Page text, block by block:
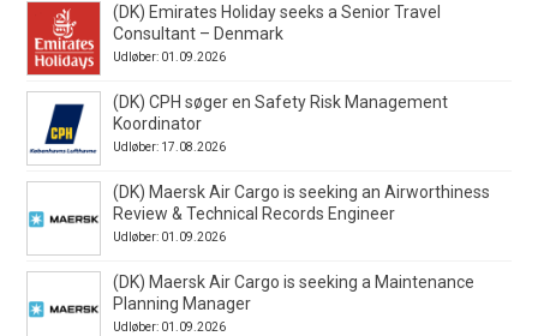
(DK) Emirates Holiday seeks a Senior Travel
Consultant – Denmark
Udløber: 01.09.2026
(DK) CPH søger en Safety Risk Management
Koordinator
Udløber: 17.08.2026
(DK) Maersk Air Cargo is seeking an Airworthiness
Review & Technical Records Engineer
Udløber: 01.09.2026
(DK) Maersk Air Cargo is seeking a Maintenance
Planning Manager
Udløber: 01.09.2026